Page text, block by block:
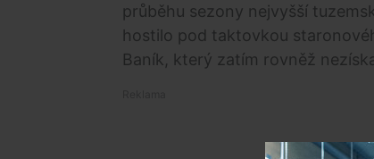
průběhu sezony nejvyšší
hostilo pod taktovkou
Baník, který zatím rovněž